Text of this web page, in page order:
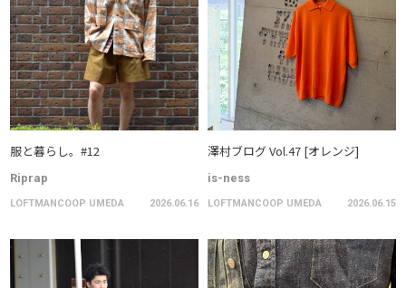
服と暮らし。#12
Riprap
LOFTMANCOOP UMEDA 2026.06.16
澤村ブログ Vol.47 [オレンジ]
is-ness
LOFTMANCOOP UMEDA 2026.06.15